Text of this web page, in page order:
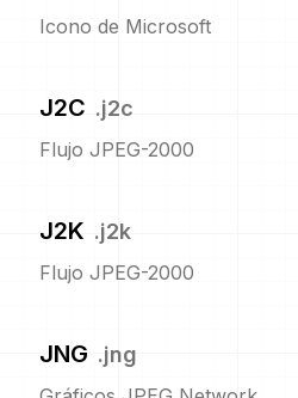
Icono de Microsoft
J2C .j2c
Flujo JPEG-2000
J2K .j2k
Flujo JPEG-2000
JNG .jng